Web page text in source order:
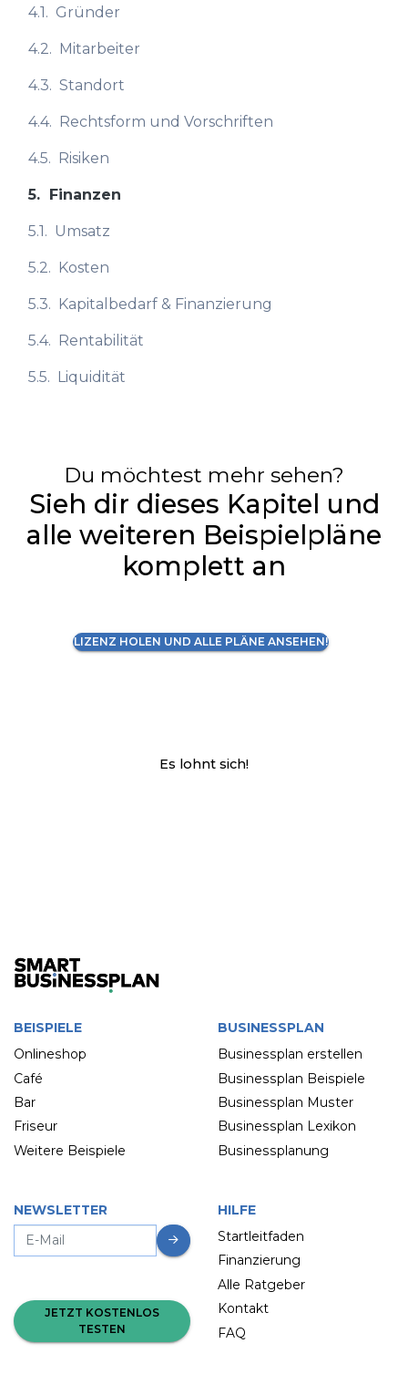
4.1. Gründer
4.2. Mitarbeiter
4.3. Standort
4.4. Rechtsform und Vorschriften
4.5. Risiken
5. Finanzen
5.1. Umsatz
5.2. Kosten
5.3. Kapitalbedarf & Finanzierung
5.4. Rentabilität
5.5. Liquidität
Du möchtest mehr sehen?
Sieh dir dieses Kapitel und
alle weiteren Beispielpläne
komplett an
LIZENZ HOLEN UND ALLE PLÄNE ANSEHEN!
Es lohnt sich!
BEISPIELE
Onlineshop
Café
Bar
Friseur
Weitere Beispiele
BUSINESSPLAN
Businessplan erstellen
Businessplan Beispiele
Businessplan Muster
Businessplan Lexikon
Businessplanung
NEWSLETTER
JETZT KOSTENLOS
TESTEN
HILFE
Startleitfaden
Finanzierung
Alle Ratgeber
Kontakt
FAQ